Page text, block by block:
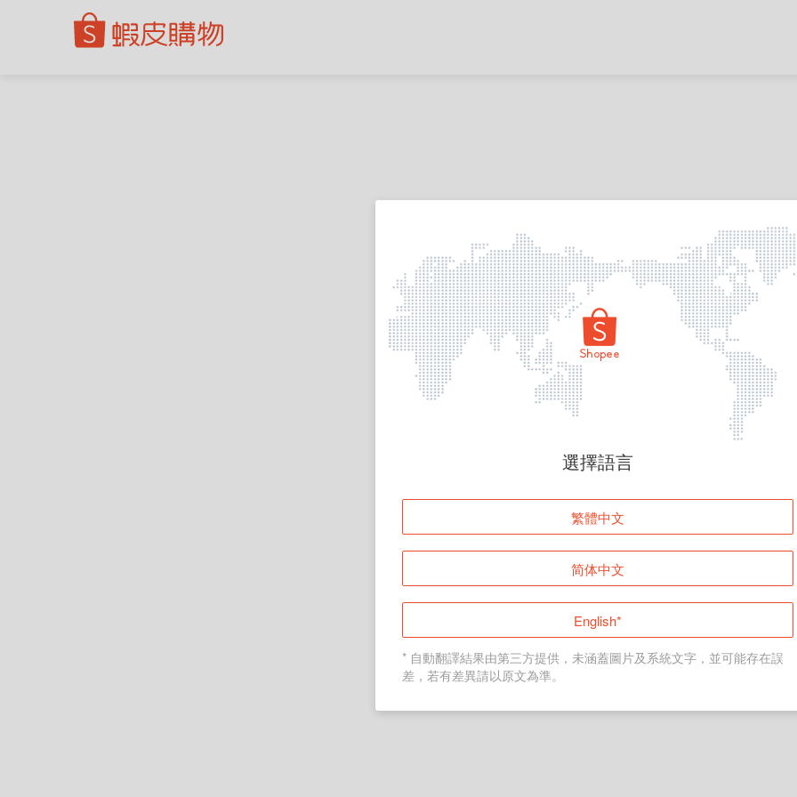
頁面無法顯示
登入
返回首頁
選擇語言
繁體中文
简体中文
English*
* 自動翻譯結果由第三方提供，未涵蓋圖片及系統文字，並可能存在誤
差，若有差異請以原文為準。